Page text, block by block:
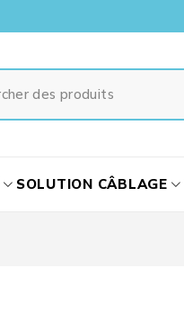
SOLUTION CÂBLAGE